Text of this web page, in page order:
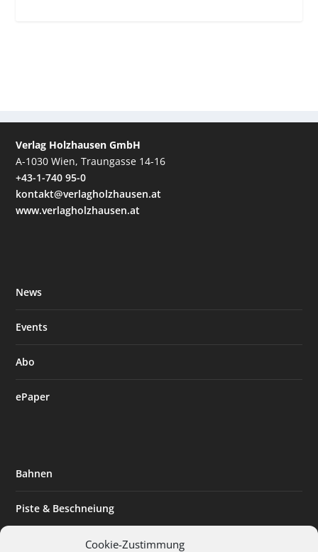
Cookie-Zustimmung
Verlag Holzhausen GmbH
A-1030 Wien, Traungasse 14-16
+43-1-740 95-0
kontakt@verlagholzhausen.at
www.verlagholzhausen.at
News
Events
Abo
ePaper
Bahnen
Piste & Beschneiung